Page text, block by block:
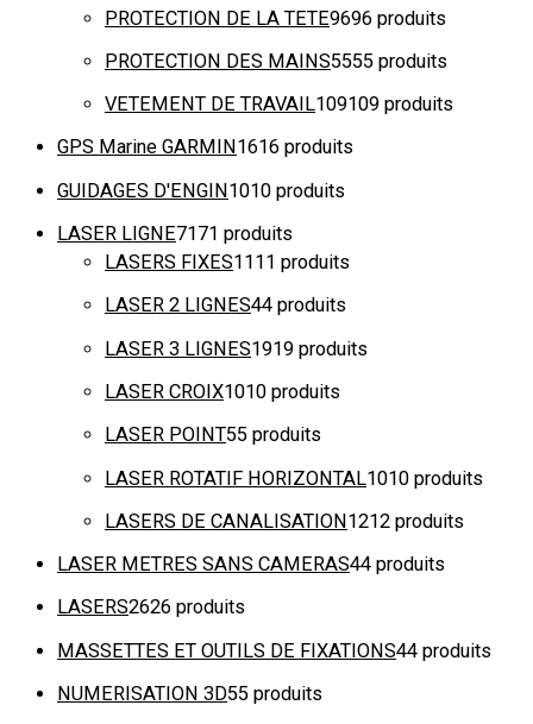
PROTECTION DE LA TETE9696 produits
PROTECTION DES MAINS5555 produits
VETEMENT DE TRAVAIL109109 produits
GPS Marine GARMIN 1616 produits
GUIDAGES D'ENGIN1010 produits
LASER LIGNE7171 produits
LASERS FIXES1111 produits
LASER 2 LIGNES44 produits
LASER 3 LIGNES1919 produits
LASER CROIX1010 produits
LASER POINT55 produits
LASER ROTATIF HORIZONTAL1010 produits
LASERS DE CANALISATION1212 produits
LASER METRES SANS CAMERAS44 produits
LASERS2626 produits
MASSETTES ET OUTILS DE FIXATIONS44 produits
NUMERISATION 3D55 produits